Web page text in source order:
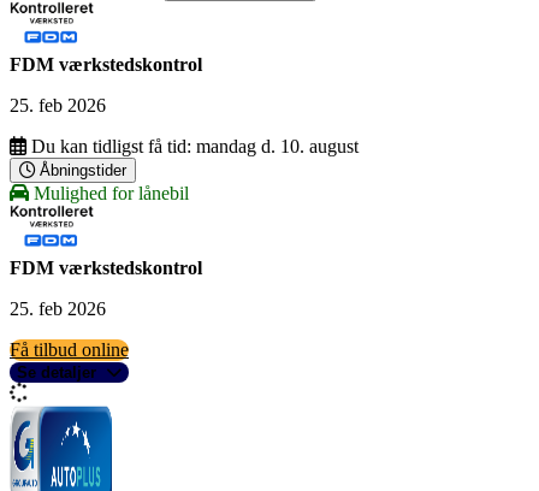
FDM værkstedskontrol
25. feb 2026
Du kan tidligst få tid: mandag d. 10. august
Åbningstider
Mulighed for lånebil
FDM værkstedskontrol
25. feb 2026
Få tilbud online
Se detaljer